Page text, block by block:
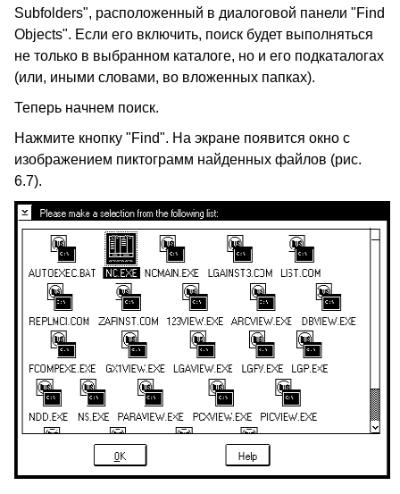
Subfolders", расположенный в диалоговой панели "Find
Objects". Если его включить, поиск будет выполняться
не только в выбранном каталоге, но и его подкаталогах
(или, иными словами, во вложенных папках).
Теперь начнем поиск.
Нажмите кнопку "Find". На экране появится окно с
изображением пиктограмм найденных файлов (рис.
6.7).